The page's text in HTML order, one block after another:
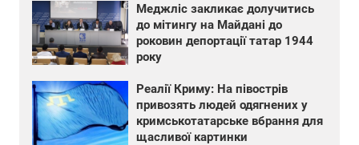
Меджліс закликає долучитись
до мітингу на Майдані до
роковин депортації татар 1944
року
Реалії Криму: На півострів
привозять людей одягнених у
кримськотатарське вбрання для
щасливої картинки